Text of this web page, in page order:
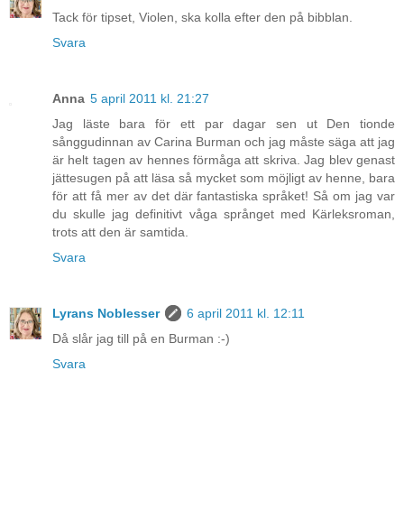
Tack för tipset, Violen, ska kolla efter den på bibblan.
Svara
Anna 5 april 2011 kl. 21:27
Jag läste bara för ett par dagar sen ut Den tionde
sånggudinnan av Carina Burman och jag måste säga att jag
är helt tagen av hennes förmåga att skriva. Jag blev genast
jättesugen på att läsa så mycket som möjligt av henne, bara
för att få mer av det där fantastiska språket! Så om jag var
du skulle jag definitivt våga språnget med Kärleksroman,
trots att den är samtida.
Svara
Lyrans Noblesser
6 april 2011 kl. 12:11
Då slår jag till på en Burman :-)
Svara